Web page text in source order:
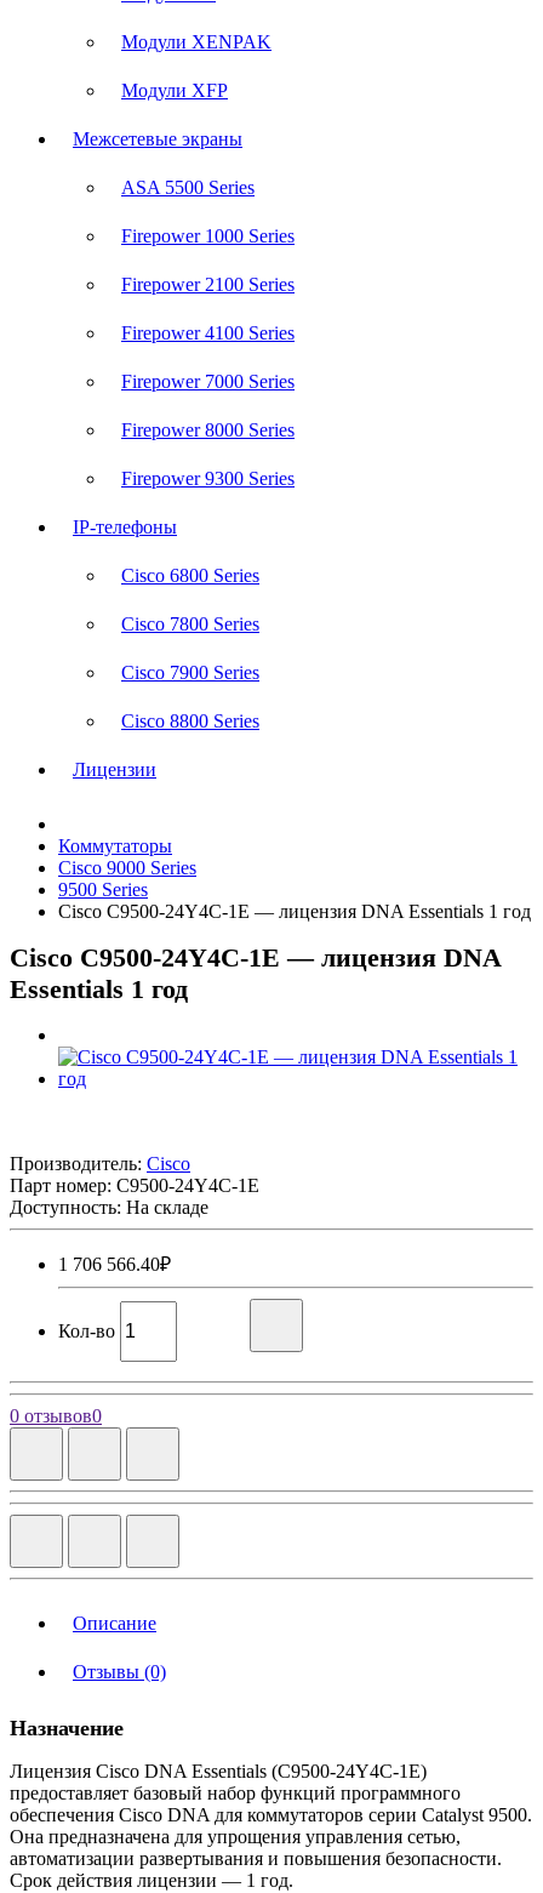
Модули XENPAK
Модули XFP
Межсетевые экраны
ASA 5500 Series
Firepower 1000 Series
Firepower 2100 Series
Firepower 4100 Series
Firepower 7000 Series
Firepower 8000 Series
Firepower 9300 Series
IP-телефоны
Cisco 6800 Series
Cisco 7800 Series
Cisco 7900 Series
Cisco 8800 Series
Лицензии
Коммутаторы
Cisco 9000 Series
9500 Series
Cisco C9500-24Y4C-1E — лицензия DNA Essentials 1 год
Cisco C9500-24Y4C-1E — лицензия DNA
Essentials 1 год
Производитель: Cisco
Парт номер: C9500-24Y4C-1E
Доступность: На складе
1 706 566.40₽
Кол-во
0 отзывов0
Описание
Отзывы (0)
Назначение
Лицензия Cisco DNA Essentials (C9500-24Y4C-1E)
предоставляет базовый набор функций программного
обеспечения Cisco DNA для коммутаторов серии Catalyst 9500.
Она предназначена для упрощения управления сетью,
автоматизации развертывания и повышения безопасности.
Срок действия лицензии — 1 год.